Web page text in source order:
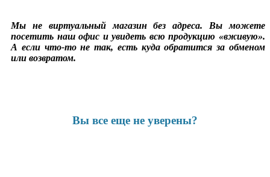
Мы не виртуальный магазин без адреса. Вы можете
посетить наш офис и увидеть всю продукцию «вживую».
А если что-то не так, есть куда обратится за обменом
или возвратом.
Вы все еще не уверены?